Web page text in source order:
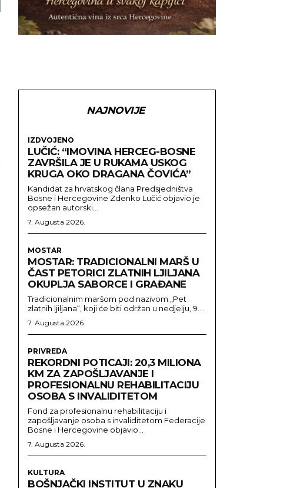
NAJNOVIJE
IZDVOJENO
LUČIĆ: “IMOVINA HERCEG-BOSNE
ZAVRŠILA JE U RUKAMA USKOG
KRUGA OKO DRAGANA ČOVIĆA”
Kandidat za hrvatskog člana Predsjedništva
Bosne i Hercegovine Zdenko Lučić objavio je
opsežan autorski...
7. Augusta 2026.
MOSTAR
MOSTAR: TRADICIONALNI MARŠ U
ČAST PETORICI ZLATNIH LJILJANA
OKUPLJA SABORCE I GRAĐANE
Tradicionalnim maršom pod nazivom „Pet
zlatnih ljiljana“, koji će biti održan u nedjelju, 9....
7. Augusta 2026.
PRIVREDA
REKORDNI POTICAJI: 20,3 MILIONA
KM ZA ZAPOŠLJAVANJE I
PROFESIONALNU REHABILITACIJU
OSOBA S INVALIDITETOM
Fond za profesionalnu rehabilitaciju i
zapošljavanje osoba s invaliditetom Federacije
Bosne i Hercegovine objavio...
7. Augusta 2026.
KULTURA
BOŠNJAČKI INSTITUT U ZNAKU